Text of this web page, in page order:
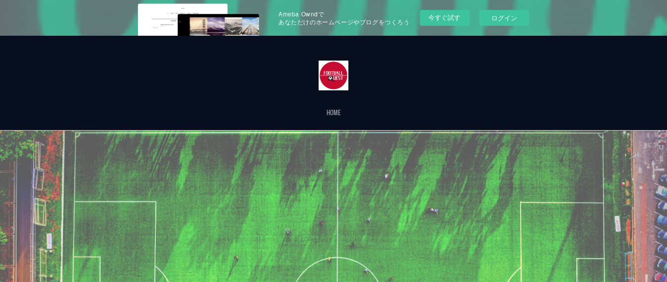
Ameba Owndで
あなただけのホームページやブログをつくろう
今すぐ試す ログイン
HOME